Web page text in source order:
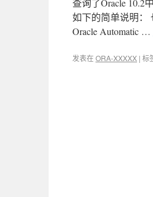
查询了Oracle 10.2
如下的简单说明：
Oracle Automatic …
发表在ORA-XXXXX | 标